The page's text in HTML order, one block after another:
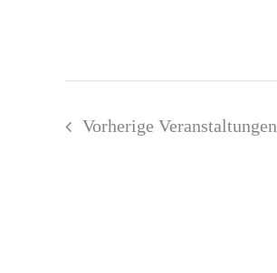
Vorherige Veranstaltungen